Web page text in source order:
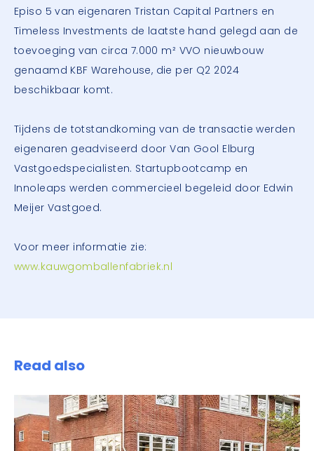
Episo 5 van eigenaren Tristan Capital Partners en
Timeless Investments de laatste hand gelegd aan de
toevoeging van circa 7.000 m² VVO nieuwbouw
genaamd KBF Warehouse, die per Q2 2024
beschikbaar komt.
Tijdens de totstandkoming van de transactie werden
eigenaren geadviseerd door Van Gool Elburg
Vastgoedspecialisten. Startupbootcamp en
Innoleaps werden commercieel begeleid door Edwin
Meijer Vastgoed.
Voor meer informatie zie:
www.kauwgomballenfabriek.nl
Read also